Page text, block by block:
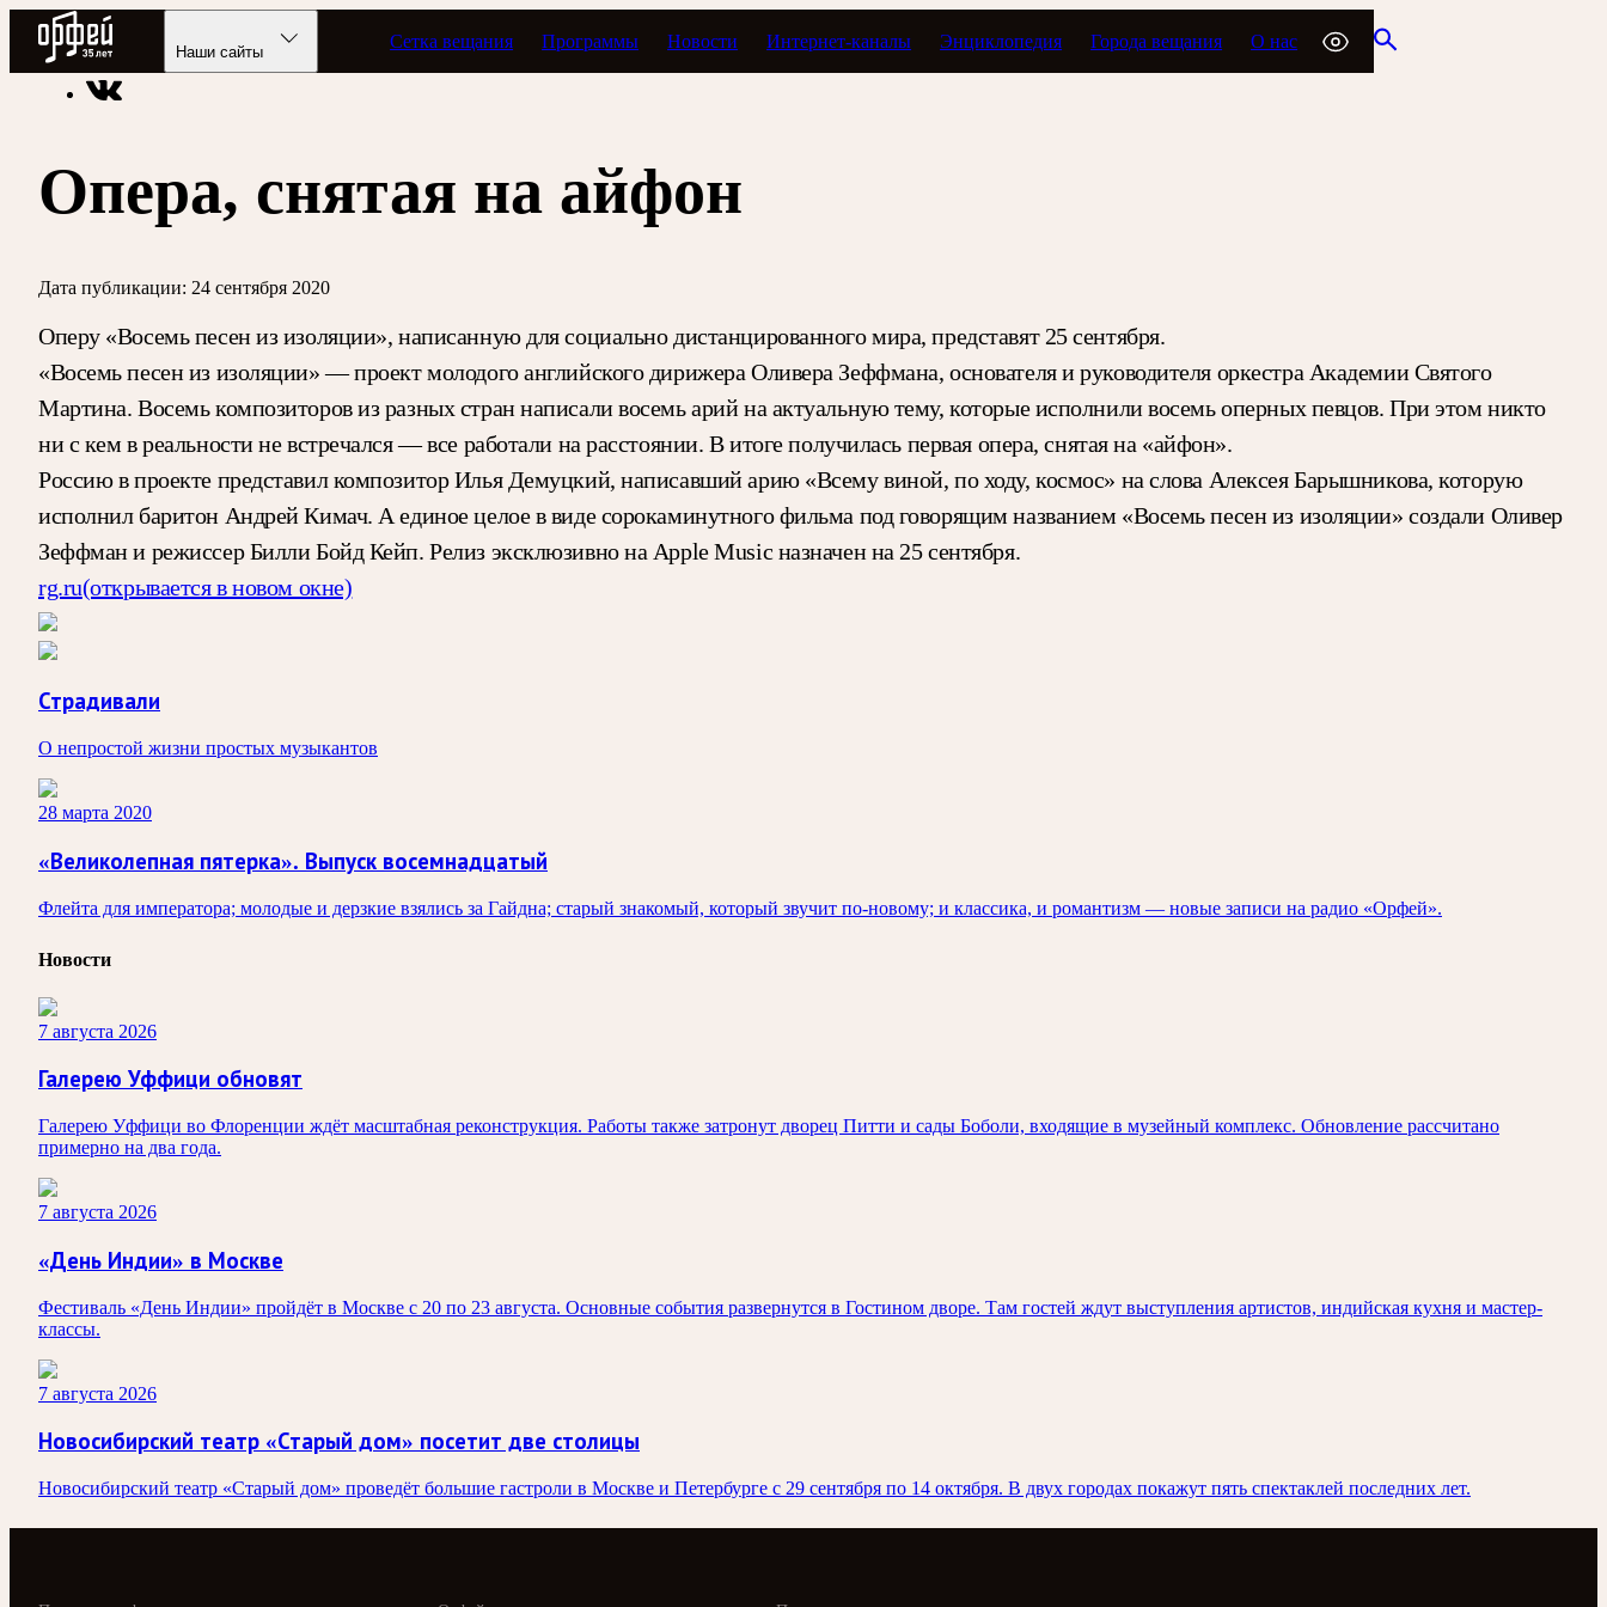
Радио Орфей
Наши сайты
Сетка вещания Программы Новости Интернет-каналы Энциклопедия Города вещания О нас
Радио классической музыки «Орфей» Новости
Опера, снятая на айфон
Дата публикации: 24 сентября 2020
Оперу «Восемь песен из изоляции», написанную для социально дистанцированного мира, представят 25 сентября.
«Восемь песен из изоляции» — проект молодого английского дирижера Оливера Зеффмана, основателя и руководителя оркестра Академии Святого
Мартина. Восемь композиторов из разных стран написали восемь арий на актуальную тему, которые исполнили восемь оперных певцов. При этом никто
ни с кем в реальности не встречался — все работали на расстоянии. В итоге получилась первая опера, снятая на «айфон».
Россию в проекте представил композитор Илья Демуцкий, написавший арию «Всему виной, по ходу, космос» на слова Алексея Барышникова, которую
исполнил баритон Андрей Кимач. А единое целое в виде сорокаминутного фильма под говорящим названием «Восемь песен из изоляции» создали Оливер
Зеффман и режиссер Билли Бойд Кейп. Релиз эксклюзивно на Apple Music назначен на 25 сентября.
rg.ru(открывается в новом окне)
Страдивали
О непростой жизни простых музыкантов
28 марта 2020
«Великолепная пятерка». Выпуск восемнадцатый
Флейта для императора; молодые и дерзкие взялись за Гайдна; старый знакомый, который звучит по-новому; и классика, и романтизм — новые записи на радио «Орфей».
Новости
7 августа 2026
Галерею Уффици обновят
Галерею Уффици во Флоренции ждёт масштабная реконструкция. Работы также затронут дворец Питти и сады Боболи, входящие в музейный комплекс. Обновление рассчитано
примерно на два года.
7 августа 2026
«День Индии» в Москве
Фестиваль «День Индии» пройдёт в Москве с 20 по 23 августа. Основные события развернутся в Гостином дворе. Там гостей ждут выступления артистов, индийская кухня и мастер-
классы.
7 августа 2026
Новосибирский театр «Старый дом» посетит две столицы
Новосибирский театр «Старый дом» проведёт большие гастроли в Москве и Петербурге с 29 сентября по 14 октября. В двух городах покажут пять спектаклей последних лет.